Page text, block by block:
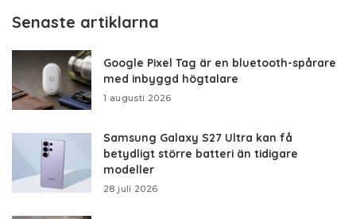
Senaste artiklarna
Google Pixel Tag är en bluetooth-spårare
med inbyggd högtalare
1 augusti 2026
Samsung Galaxy S27 Ultra kan få
betydligt större batteri än tidigare
modeller
28 juli 2026